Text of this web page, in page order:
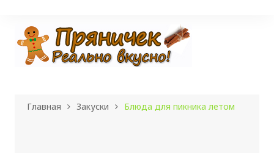
содержимому
Главная Закуски Блюда для пикника летом